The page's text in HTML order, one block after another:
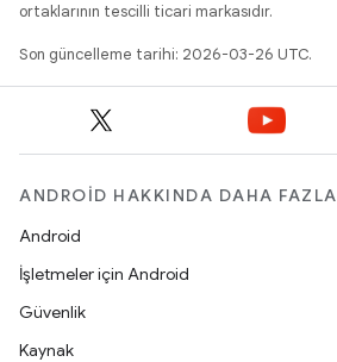
ortaklarının tescilli ticari markasıdır.
Son güncelleme tarihi: 2026-03-26 UTC.
ANDROID HAKKINDA DAHA FAZLA
Android
İşletmeler için Android
Güvenlik
Kaynak